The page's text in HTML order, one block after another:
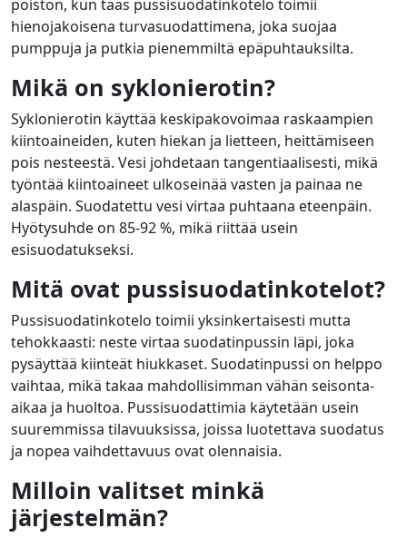
poiston, kun taas pussisuodatinkotelo toimii
hienojakoisena turvasuodattimena, joka suojaa
pumppuja ja putkia pienemmiltä epäpuhtauksilta.
Mikä on syklonierotin?
Syklonierotin käyttää keskipakovoimaa raskaampien
kiintoaineiden, kuten hiekan ja lietteen, heittämiseen
pois nesteestä. Vesi johdetaan tangentiaalisesti, mikä
työntää kiintoaineet ulkoseinää vasten ja painaa ne
alaspäin. Suodatettu vesi virtaa puhtaana eteenpäin.
Hyötysuhde on 85-92 %, mikä riittää usein
esisuodatukseksi.
Mitä ovat pussisuodatinkotelot?
Pussisuodatinkotelo toimii yksinkertaisesti mutta
tehokkaasti: neste virtaa suodatinpussin läpi, joka
pysäyttää kiinteät hiukkaset. Suodatinpussi on helppo
vaihtaa, mikä takaa mahdollisimman vähän seisonta-
aikaa ja huoltoa. Pussisuodattimia käytetään usein
suuremmissa tilavuuksissa, joissa luotettava suodatus
ja nopea vaihdettavuus ovat olennaisia.
Milloin valitset minkä
järjestelmän?